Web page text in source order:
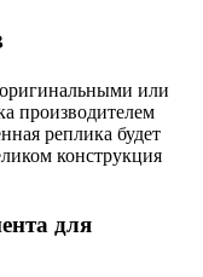
или
производителем
реплика будет
конструкция
для